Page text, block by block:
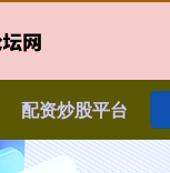
配资炒股平台